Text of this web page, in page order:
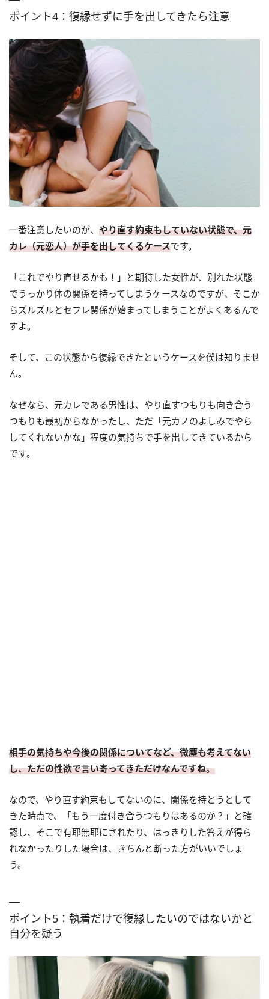
ポイント4：復縁せずに手を出してきたら注意
一番注意したいのが、 やり直す約束もしていない状態で、元
カレ（元恋人）が手を出してくるケースです。
「これでやり直せるかも！」と期待した女性が、別れた状態
でうっかり体の関係を持ってしまうケースなのですが、そこか
らズルズルとセフレ関係が始まってしまうことがよくあるんで
すよ。
そして、この状態から復縁できたというケースを僕は知りませ
ん。
なぜなら、元カレである男性は、やり直すつもりも向き合う
つもりも最初からなかったし、ただ「元カノのよしみでやら
してくれないかな」程度の気持ちで手を出してきているから
です。
相手の気持ちや今後の関係についてなど、微塵も考えてない
し、ただの性欲で言い寄ってきただけなんですね。
なので、やり直す約束もしてないのに、関係を持とうとして
きた時点で、「もう一度付き合うつもりはあるのか？」と確
認し、そこで有耶無耶にされたり、はっきりした答えが得ら
れなかったりした場合は、きちんと断った方がいいでしょ
う。
ポイント5：執着だけで復縁したいのではないかと
自分を疑う